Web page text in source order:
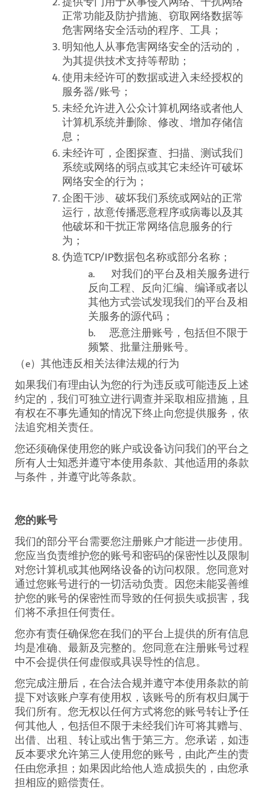
正常功能及防护措施、窃取网络数据等
危害网络安全活动的程序、工具；
明知他人从事危害网络安全的活动的，
为其提供技术支持等帮助；
使用未经许可的数据或进入未经授权的
服务器/账号；
未经允许进入公众计算机网络或者他人
计算机系统并删除、修改、增加存储信
息；
未经许可，企图探查、扫描、测试我们
系统或网络的弱点或其它未经许可破坏
网络安全的行为；
企图干涉、破坏我们系统或网站的正常
运行，故意传播恶意程序或病毒以及其
他破坏和干扰正常网络信息服务的行
为；
伪造TCP/IP数据包名称或部分名称；
a. 对我们的平台及相关服务进行
反向工程、反向汇编、编译或者以
其他方式尝试发现我们的平台及相
关服务的源代码；
b. 恶意注册账号，包括但不限于
频繁、批量注册账号。
（e）其他违反相关法律法规的行为
如果我们有理由认为您的行为违反或可能违反上述
约定的，我们可独立进行调查并采取相应措施，且
有权在不事先通知的情况下终止向您提供服务，依
法追究相关责任。
您还须确保使用您的账户或设备访问我们的平台之
所有人士知悉并遵守本使用条款、其他适用的条款
与条件，并遵守此等条款。
您的账号
我们的部分平台需要您注册账户才能进一步使用。
您应当负责维护您的账号和密码的保密性以及限制
对您计算机或其他网络设备的访问权限。您同意对
通过您账号进行的一切活动负责。因您未能妥善维
护您的账号的保密性而导致的任何损失或损害，我
们将不承担任何责任。
您亦有责任确保您在我们的平台上提供的所有信息
均是准确、最新及完整的。您同意在注册账号过程
中不会提供任何虚假或具误导性的信息。
您完成注册后，在合法合规并遵守本使用条款的前
提下对该账户享有使用权，该账号的所有权归属于
我们所有。您无权以任何方式将您的账号转让予任
何其他人，包括但不限于未经我们许可将其赠与、
出借、出租、转让或出售于第三方。您承诺，如违
反本要求允许第三人使用您的账号，由此产生的责
任由您承担；如果因此给他人造成损失的，由您承
担相应的赔偿责任。